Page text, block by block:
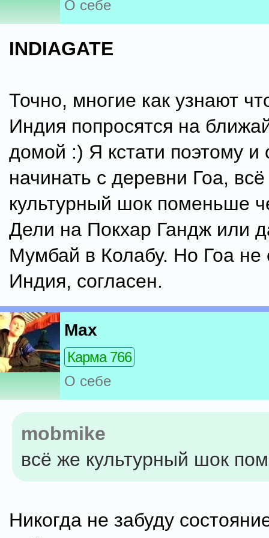
О себе
INDIAGATE
Точно, многие как узнают
Индия попросятся на
домой :) Я кстати поэтому и
начинать с деревни Гоа,
культурный шок поменьше
Дели на Покхар Гандж или
Мумбай в Колабу. Но Гоа не
Индия, согласен.
Max
Карма 766
О себе
mobmike
всё же культурный шок
Никогда не забуду